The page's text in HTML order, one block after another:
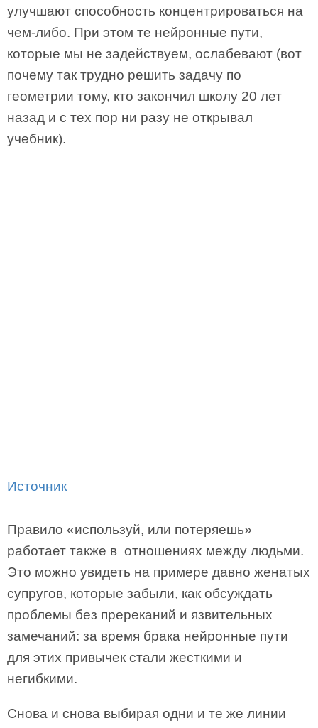
улучшают способность концентрироваться на
чем-либо. При этом те нейронные пути,
которые мы не задействуем, ослабевают (вот
почему так трудно решить задачу по
геометрии тому, кто закончил школу 20 лет
назад и с тех пор ни разу не открывал
учебник).
Источник
Правило «используй, или потеряешь»
работает также в отношениях между людьми.
Это можно увидеть на примере давно женатых
супругов, которые забыли, как обсуждать
проблемы без пререканий и язвительных
замечаний: за время брака нейронные пути
для этих привычек стали жесткими и
негибкими.
Снова и снова выбирая одни и те же линии